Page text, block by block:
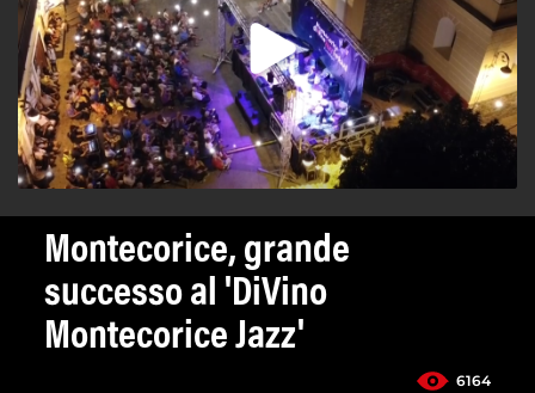
Montecorice, grande
successo al 'DiVino
Montecorice Jazz'
6164